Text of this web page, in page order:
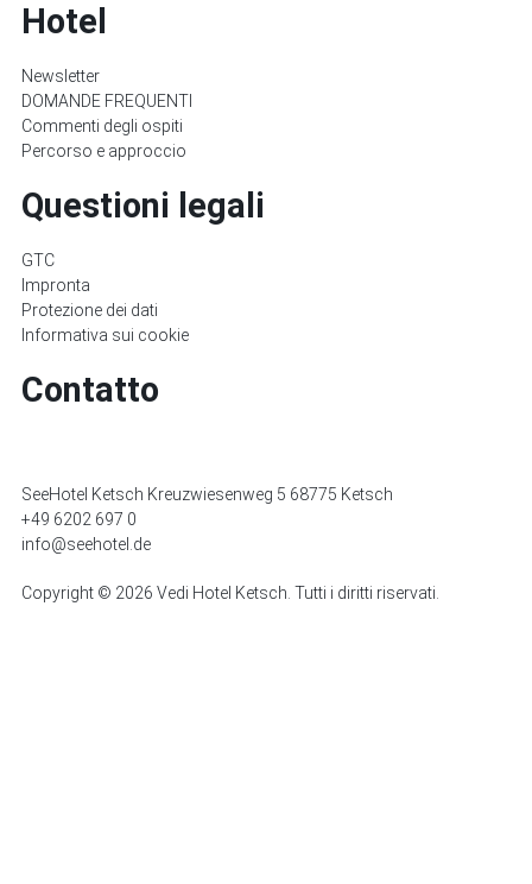
Hotel
Newsletter
DOMANDE FREQUENTI
Commenti degli ospiti
Percorso e approccio
Questioni legali
GTC
Impronta
Protezione dei dati
Informativa sui cookie
Contatto
SeeHotel Ketsch Kreuzwiesenweg 5 68775 Ketsch
+49 6202 697 0
info@seehotel.de
Copyright © 2026 Vedi Hotel Ketsch. Tutti i diritti riservati.